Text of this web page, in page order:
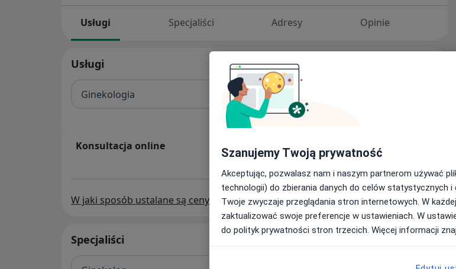
Usługi Specjaliści Adresy Opinie
Usługi
Ginekologia
Konsultacja online
W jaki sposób ustalane są ceny?
Specjaliści
Szanujemy Twoją prywatność
Akceptując, pozwalasz nam i naszym partnerom używać
technologii) do zbierania danych do celów statystycznych
Twoje zwyczaje przeglądania stron internetowych. W
zaktualizować swoje preferencje w ustawieniach. W
do polityk prywatności stron trzecich. Więcej informacji